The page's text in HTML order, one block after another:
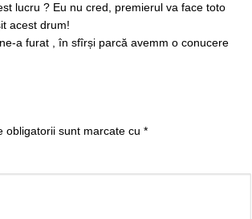
lucru ? Eu nu cred, premierul va face toto
acest drum!
a furat , în sfîrși parcă avemm o conucere
obligatorii sunt marcate cu *